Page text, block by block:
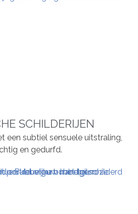
SCHILDERIJEN
een subtiel sensuele uitstraling,
en gedurfd.